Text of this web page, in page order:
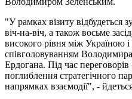
"У рамках візиту відбудеться
віч-на-віч, а також восьме
високого рівня між Україною
співголовуванням
Ердогана. Під час
поглиблення стратегічного
напрямках взаємодії", -